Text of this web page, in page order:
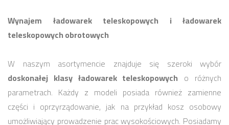
Wynajem ładowarek teleskopowych i ładowarek
teleskopowych obrotowych
W naszym asortymencie znajduje się szeroki wybór
doskonałej klasy ładowarek teleskopowych o różnych
parametrach. Każdy z modeli posiada również zamienne
części i oprzyrządowanie, jak na przykład kosz osobowy
umożliwiający prowadzenie prac wysokościowych. Posiadamy